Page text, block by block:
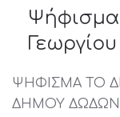
Ψήφισμα
ΨΗΦΙΣΜΑ ΤΟ
ΔΗΜΟΥ